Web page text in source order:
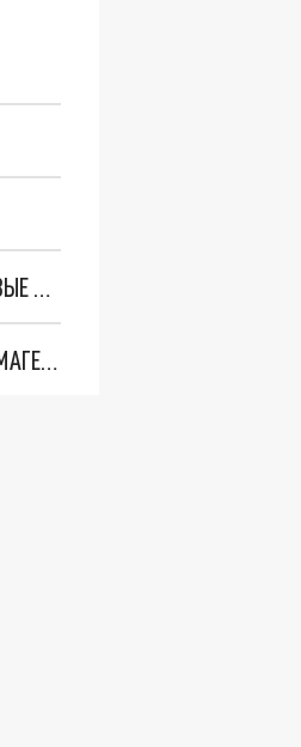
"ОЧЕНЬ ПЛОХИЕ НОВОСТИ": БОЛЬШАЯ ОШИБКА PALANTIR В РОССИИ. СТРАНЫ НАТО ВПЕРВЫЕ ЗА СВО ОСТАНОВИЛИ ПОСТАВКИ ОРУЖИЯ. ВСУ ТЕРЯЮТ ПРИГРАНИЧЬЕ?
ТРИ ГЛАВНЫХ ИНСАЙДА ОБ СВО. ОТМЕНА МОБИЛИЗАЦИИ И ВОЗВРАЩЕНИЕ "ГЕНЕРАЛА АРМАГЕДДОНА"? ОТЛИЧНЫЕ НОВОСТИ, КОТОРЫЕ ЖДАЛИ ВСЕ